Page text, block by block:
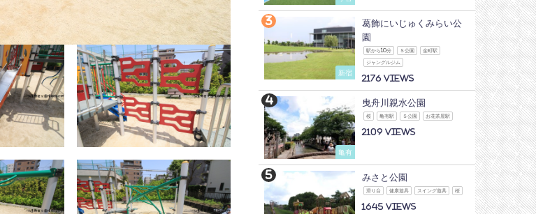
新宿
葛飾にいじゅくみらい公
園
駅から10分 Ｓ公園 金町駅
ジャングルジム
2176
亀有
曳舟川親水公園
桜 亀有駅 Ｓ公園 お花茶屋駅
2109
みさと公園
滑り台 健康遊具 スイング遊具 桜
1645